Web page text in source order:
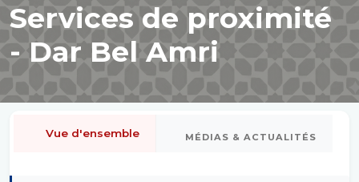
Services de proximité
- Dar Bel Amri
Vue d'ensemble MÉDIAS & ACTUALITÉS